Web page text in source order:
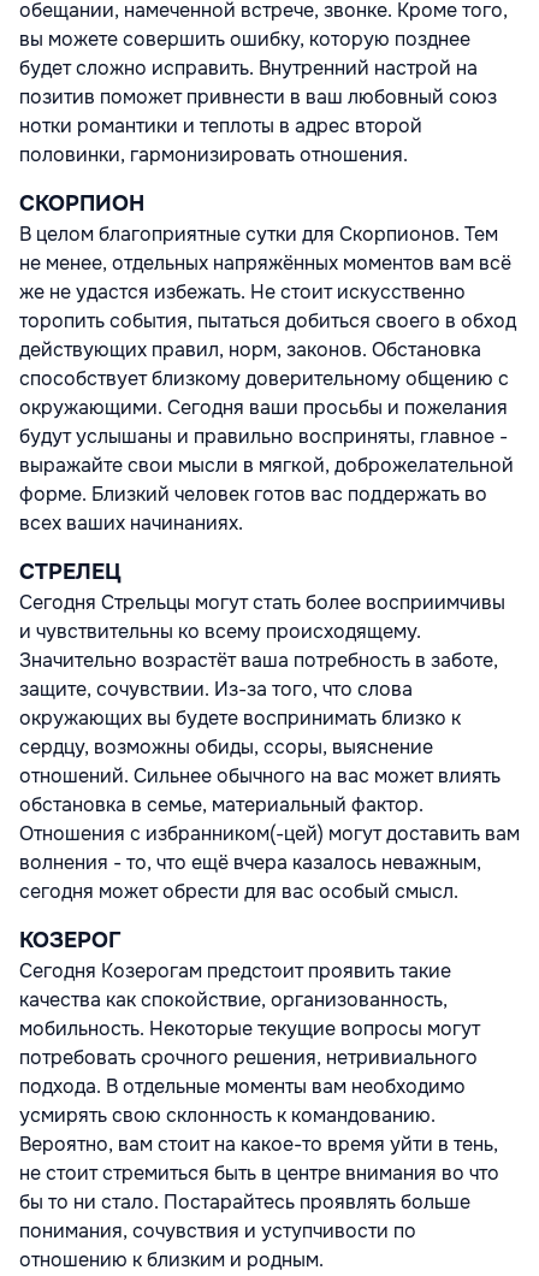
обещании, намеченной встрече, звонке. Кроме того,
вы можете совершить ошибку, которую позднее
будет сложно исправить. Внутренний настрой на
позитив поможет привнести в ваш любовный союз
нотки романтики и теплоты в адрес второй
половинки, гармонизировать отношения.
СКОРПИОН
В целом благоприятные сутки для Скорпионов. Тем
не менее, отдельных напряжённых моментов вам всё
же не удастся избежать. Не стоит искусственно
торопить события, пытаться добиться своего в обход
действующих правил, норм, законов. Обстановка
способствует близкому доверительному общению с
окружающими. Сегодня ваши просьбы и пожелания
будут услышаны и правильно восприняты, главное -
выражайте свои мысли в мягкой, доброжелательной
форме. Близкий человек готов вас поддержать во
всех ваших начинаниях.
СТРЕЛЕЦ
Сегодня Стрельцы могут стать более восприимчивы
и чувствительны ко всему происходящему.
Значительно возрастёт ваша потребность в заботе,
защите, сочувствии. Из-за того, что слова
окружающих вы будете воспринимать близко к
сердцу, возможны обиды, ссоры, выяснение
отношений. Сильнее обычного на вас может влиять
обстановка в семье, материальный фактор.
Отношения с избранником(-цей) могут доставить вам
волнения - то, что ещё вчера казалось неважным,
сегодня может обрести для вас особый смысл.
КОЗЕРОГ
Сегодня Козерогам предстоит проявить такие
качества как спокойствие, организованность,
мобильность. Некоторые текущие вопросы могут
потребовать срочного решения, нетривиального
подхода. В отдельные моменты вам необходимо
усмирять свою склонность к командованию.
Вероятно, вам стоит на какое-то время уйти в тень,
не стоит стремиться быть в центре внимания во что
бы то ни стало. Постарайтесь проявлять больше
понимания, сочувствия и уступчивости по
отношению к близким и родным.